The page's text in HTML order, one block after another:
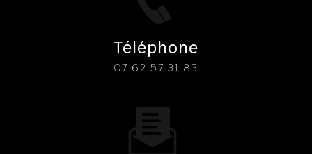
Téléphone
07 62 57 31 83